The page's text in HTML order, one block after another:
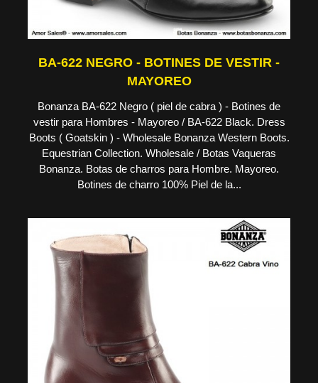
BA-622 NEGRO - BOTINES DE VESTIR -
MAYOREO
Bonanza BA-622 Negro ( piel de cabra ) - Botines de
vestir para Hombres - Mayoreo / BA-622 Black. Dress
Boots ( Goatskin ) - Wholesale Bonanza Western Boots.
Equestrian Collection. Wholesale / Botas Vaqueras
Bonanza. Botas de charros para Hombre. Mayoreo.
Botines de charro 100% Piel de la...